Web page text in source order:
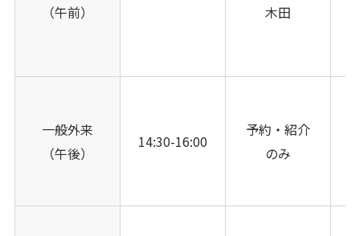
（午前）
木田
一般外来
（午後）
14:30-16:00
予約・紹介
のみ